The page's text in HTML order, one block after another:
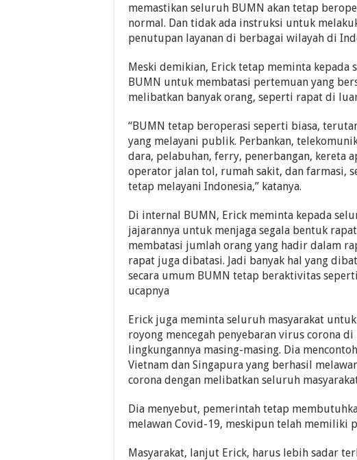
memastikan seluruh BUMN akan tetap
normal. Dan tidak ada instruksi untuk
penutupan layanan di berbagai wilayah di
Meski demikian, Erick tetap meminta kepada
BUMN untuk membatasi pertemuan yang
melibatkan banyak orang, seperti rapat di
“BUMN tetap ber­ope­rasi seperti biasa,
yang me­layani pu­blik. Per­bank­an,
dara, pe­­labuhan, ferry, penerbangan, kereta
operator jalan tol, rumah sakit, dan farmasi,
tetap melayani Indonesia,” katanya.
Di internal BUMN, Erick meminta kepada
jajarannya untuk menjaga segala bentuk
membatasi jumlah orang yang hadir dalam
rapat juga dibatasi. Jadi banyak hal yang
secara umum BUMN tetap beraktivitas
ucapnya
Erick juga me­minta seluruh masyarakat
royong mencegah penyebar­an virus corona di
lingkungannya masing-masing. Dia
Vietnam dan Singapura yang berhasil
corona dengan melibatkan seluruh
Dia menyebut, pemerintah tetap
melawan Covid-19, meskipun telah memiliki
Masyarakat, lanjut Erick, harus lebih sadar